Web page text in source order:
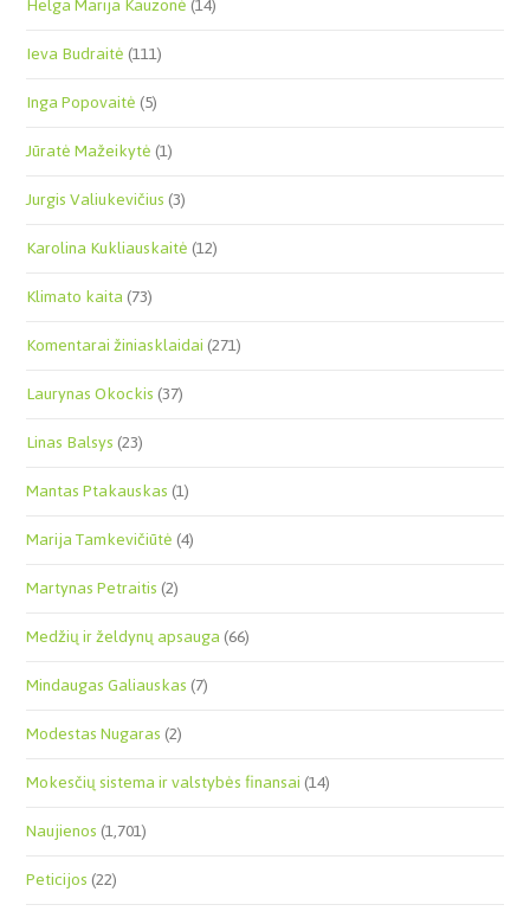
Ieva Budraitė(111)
Inga Popovaitė(5)
Jūratė Mažeikytė(1)
Jurgis Valiukevičius(3)
Karolina Kukliauskaitė(12)
Klimato kaita(73)
Komentarai žiniasklaidai(271)
Laurynas Okockis(37)
Linas Balsys(23)
Mantas Ptakauskas(1)
Marija Tamkevičiūtė(4)
Martynas Petraitis(2)
Medžių ir želdynų apsauga(66)
Mindaugas Galiauskas(7)
Modestas Nugaras(2)
Mokesčių sistema ir valstybės finansai(14)
Naujienos(1,701)
Peticijos(22)